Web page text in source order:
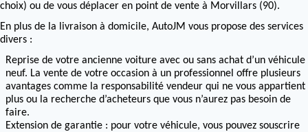
choix) ou de vous déplacer en point de vente à Morvillars (90).
En plus de la livraison à domicile, AutoJM vous propose des services
divers :
Reprise de votre ancienne voiture avec ou sans achat d’un véhicule
neuf. La vente de votre occasion à un professionnel offre plusieurs
avantages comme la responsabilité vendeur qui ne vous appartient
plus ou la recherche d’acheteurs que vous n’aurez pas besoin de
faire.
Extension de garantie : pour votre véhicule, vous pouvez souscrire